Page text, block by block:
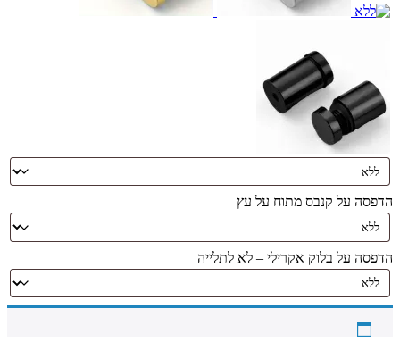
הדפסה על קנבס מתוח על עץ
הדפסה על בלוק אקרילי – לא לתלייה